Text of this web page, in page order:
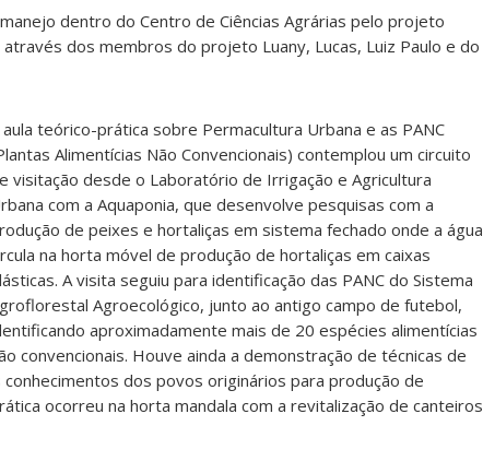
dentro do Centro de Ciências Agrárias pelo projeto
dos membros do projeto Luany, Lucas, Luiz Paulo e do
aula teórico-prática sobre Permacultura Urbana e as PANC
Alimentícias Não Convencionais) contemplou um circuito
visitação desde o Laboratório de Irrigação e Agricultura
com a Aquaponia, que desenvolve pesquisas com a
de peixes e hortaliças em sistema fechado onde a água
na horta móvel de produção de hortaliças em caixas
A visita seguiu para identificação das PANC do Sistema
Agroecológico, junto ao antigo campo de futebol,
aproximadamente mais de 20 espécies alimentícias
convencionais. Houve ainda a demonstração de técnicas de
dos povos originários para produção de
ocorreu na horta mandala com a revitalização de canteiros